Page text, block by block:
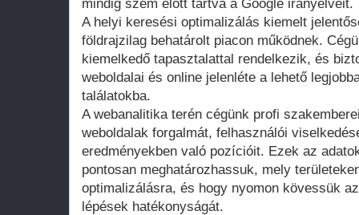
mindig szem előtt tartva a Google irányelveit.
A helyi keresési optimalizálás kiemelt
földrajzilag behatárolt piacon működnek.
kiemelkedő tapasztalattal rendelkezik, és
weboldalai és online jelenléte a lehető
találatokba.
A webanalitika terén cégünk profi
weboldalak forgalmát, felhasználói
eredményekben való pozícióit. Ezek az
pontosan meghatározhassuk, mely
optimalizálásra, és hogy nyomon kövessük
lépések hatékonyságát.